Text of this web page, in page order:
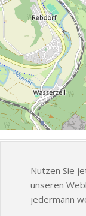
Nutzen Sie
unseren
jedermann